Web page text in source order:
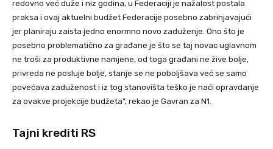
redovno već duže i niz godina, u Federaciji je nažalost postala
praksa i ovaj aktuelni budžet Federacije posebno zabrinjavajući
jer planiraju zaista jedno enormno novo zaduženje. Ono što je
posebno problematično za građane je što se taj novac uglavnom
ne troši za produktivne namjene, od toga građani ne žive bolje,
privreda ne posluje bolje, stanje se ne poboljšava već se samo
povećava zaduženost i iz tog stanovišta teško je naći opravdanje
za ovakve projekcije budžeta”, rekao je Gavran za N1.
Tajni krediti RS